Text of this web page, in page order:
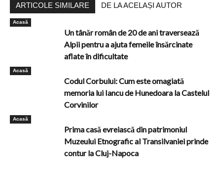
ARTICOLE SIMILARE DE LA ACELAȘI AUTOR
Acasă
Un tânăr român de 20 de ani traversează
Alpii pentru a ajuta femeile însărcinate
aflate în dificultate
Acasă
Codul Corbului: Cum este omagiată
memoria lui Iancu de Hunedoara la Castelul
Corvinilor
Acasă
Prima casă evreiască din patrimoniul
Muzeului Etnografic al Transilvaniei prinde
contur la Cluj-Napoca